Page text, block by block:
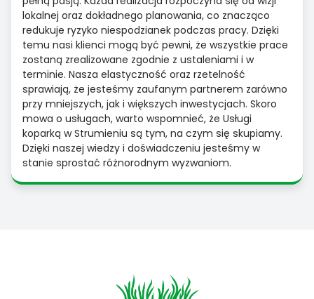
lokalnej oraz dokładnego planowania, co znacząco
redukuje ryzyko niespodzianek podczas pracy. Dzięki
temu nasi klienci mogą być pewni, że wszystkie prace
zostaną zrealizowane zgodnie z ustaleniami i w
terminie. Nasza elastyczność oraz rzetelność
sprawiają, że jesteśmy zaufanym partnerem zarówno
przy mniejszych, jak i większych inwestycjach. Skoro
mowa o usługach, warto wspomnieć, że Usługi
koparką w Strumieniu są tym, na czym się skupiamy.
Dzięki naszej wiedzy i doświadczeniu jesteśmy w
stanie sprostać różnorodnym wyzwaniom.